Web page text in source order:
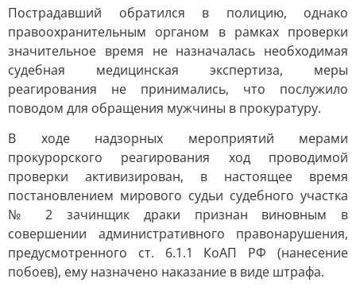
Пострадавший обратился в полицию, однако
правоохранительным органом в рамках проверки
значительное время не назначалась необходимая
судебная медицинская экспертиза, меры
реагирования не принимались, что послужило
поводом для обращения мужчины в прокуратуру.
В ходе надзорных мероприятий мерами
прокурорского реагирования ход проводимой
проверки активизирован, в настоящее время
постановлением мирового судьи судебного участка
№ 2 зачинщик драки признан виновным в
совершении административного правонарушения,
предусмотренного ст. 6.1.1 КоАП РФ (нанесение
побоев), ему назначено наказание в виде штрафа.